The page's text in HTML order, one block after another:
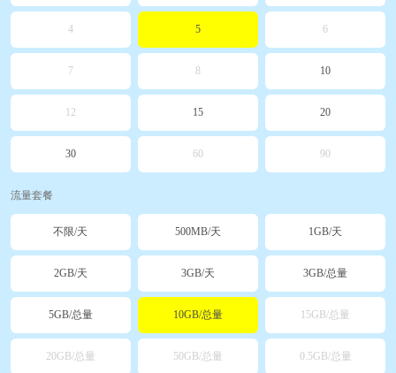
4 5 6
7 8 10
12 15 20
30 60 90
流量套餐
不限/天 500MB/天 1GB/天
2GB/天 3GB/天 3GB/总量
5GB/总量 10GB/总量 15GB/总量
20GB/总量 50GB/总量 0.5GB/总量